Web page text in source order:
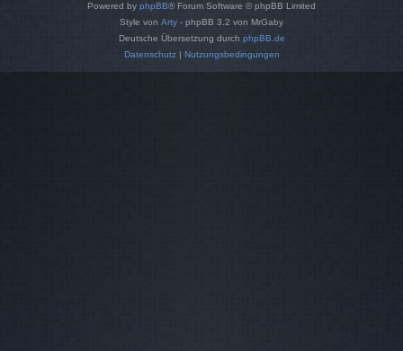
Powered by phpBB® Forum Software © phpBB Limited
Style von Arty - phpBB 3.2 von MrGaby
Deutsche Übersetzung durch phpBB.de
Datenschutz| Nutzungsbedingungen